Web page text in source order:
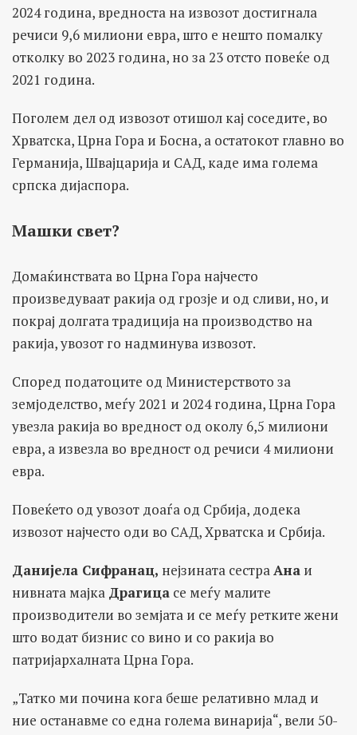
2024 година, вредноста на извозот достигнала
речиси 9,6 милиони евра, што е нешто помалку
отколку во 2023 година, но за 23 отсто повеќе од
2021 година.
Поголем дел од извозот отишол кај соседите, во
Хрватска, Црна Гора и Босна, а остатокот главно во
Германија, Швајцарија и САД, каде има голема
српска дијаспора.
Машки свет?
Домаќинствата во Црна Гора најчесто
произведуваат ракија од грозје и од сливи, но, и
покрај долгата традиција на производство на
ракија, увозот го надминува извозот.
Според податоците од Министерството за
земјоделство, меѓу 2021 и 2024 година, Црна Гора
увезла ракија во вредност од околу 6,5 милиони
евра, а извезла во вредност од речиси 4 милиони
евра.
Повеќето од увозот доаѓа од Србија, додека
извозот најчесто оди во САД, Хрватска и Србија.
Данијела Сифранац, нејзината сестраАна и
нивната мајка Драгица се меѓу малите
производители во земјата и се меѓу ретките жени
што водат бизнис со вино и со ракија во
патријархалната Црна Гора.
„Татко ми почина кога беше релативно млад и
ние останавме со една голема винарија“, вели 50-